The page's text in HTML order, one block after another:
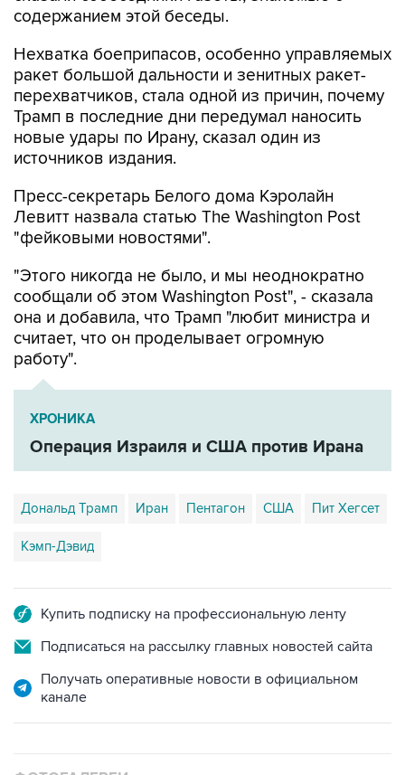
Нехватка боеприпасов, особенно управляемых
перехватчиков, стала одной из причин, почему
Трамп в последние дни передумал наносить
новые удары по Ирану, сказал один из
источников издания.
Пресс-секретарь Белого дома Кэролайн
"фейковыми новостями".
"Этого никогда не было, и мы неоднократно
она и добавила, что Трамп "любит министра и
считает, что он проделывает огромную
работу".
ХРОНИКА
Операция Израиля и США против Ирана
Дональд Трамп Иран Пентагон США Пит Хегсет
Кэмп-Дэвид
Подписаться на рассылку главных новостей сайта
Получать оперативные новости в официальном